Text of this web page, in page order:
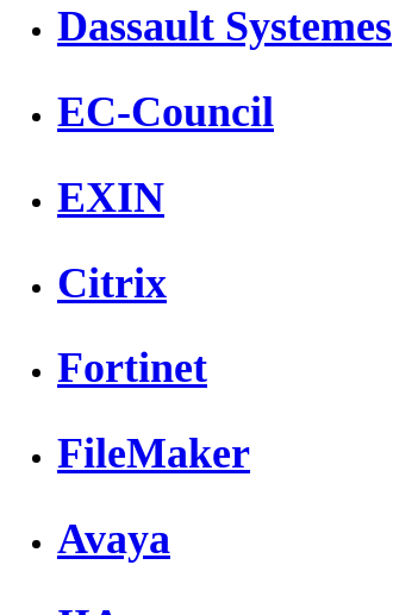
Dassault Systemes
EC-Council
EXIN
Citrix
Fortinet
FileMaker
Avaya